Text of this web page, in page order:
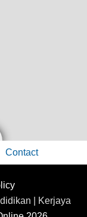
Contact
| Kerjaya